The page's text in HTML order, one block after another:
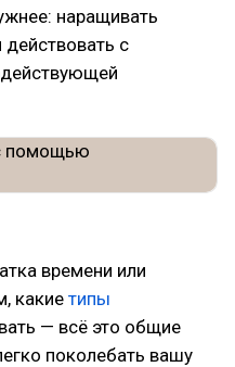
наращивать
с
времени или
какие типы
— всё это общие
поколебать вашу